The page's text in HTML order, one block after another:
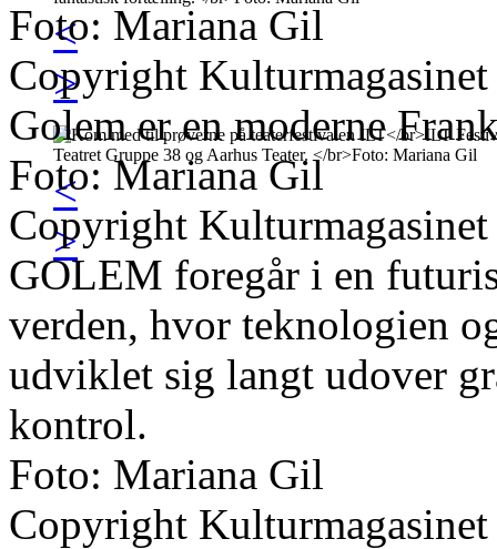
<
>
<
>
Foto: Mariana Gil
Copyright
Golem er en moderne
Foto: Mariana Gil
Copyright
GOLEM foregår i en
verden, hvor teknologien
udviklet sig langt udover
kontrol.
Foto: Mariana Gil
Copyright